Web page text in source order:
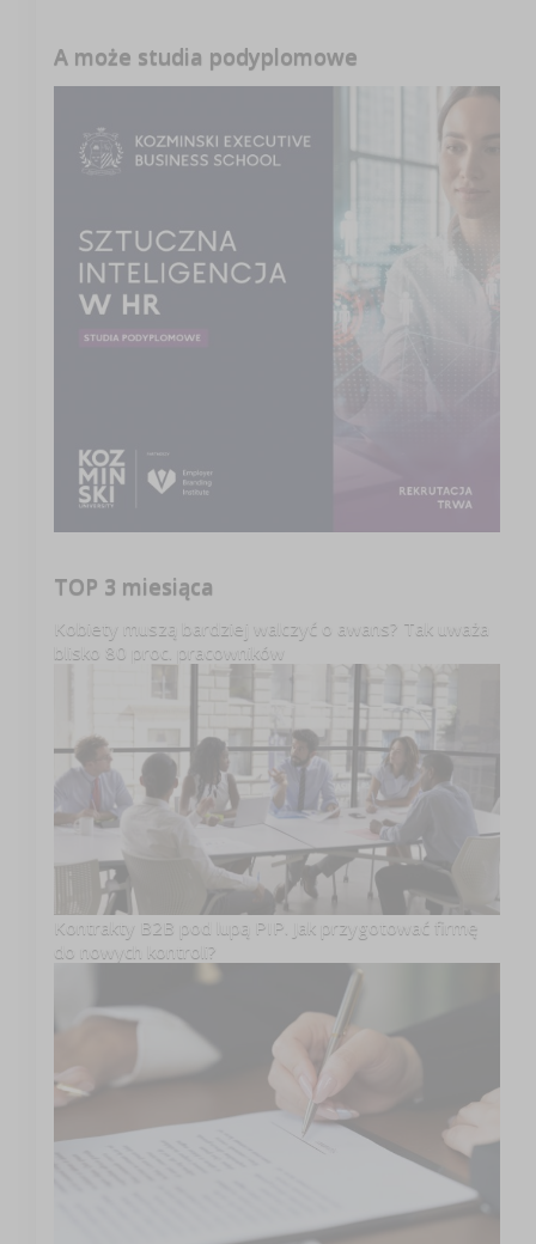
A może studia podyplomowe
TOP 3 miesiąca
Kobiety muszą bardziej walczyć o awans? Tak uważa
blisko 80 proc. pracowników
Kontrakty B2B pod lupą PIP. Jak przygotować firmę
do nowych kontroli?